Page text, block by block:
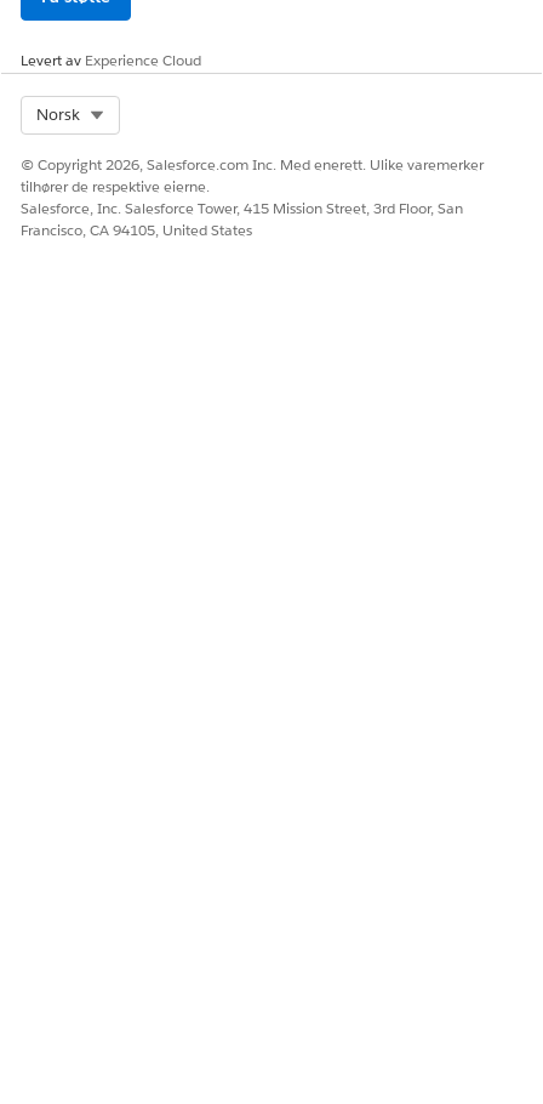
Behandle verdikart som globale ressurser
Behandle verdikart fra
opprette, vise og åpne verdikart. I hver verdikartpost kan du
refererer til kartet, og slette kartet når det ikke finnes
avhengigheter.
Levert av Experience Cloud
Norsk
© Copyright 2026, Salesforce.com Inc. Med enerett. Ulike varemerker
tilhører de respektive eierne.
Salesforce, Inc. Salesforce Tower, 415 Mission Street, 3rd Floor, San
Francisco, CA 94105, United States